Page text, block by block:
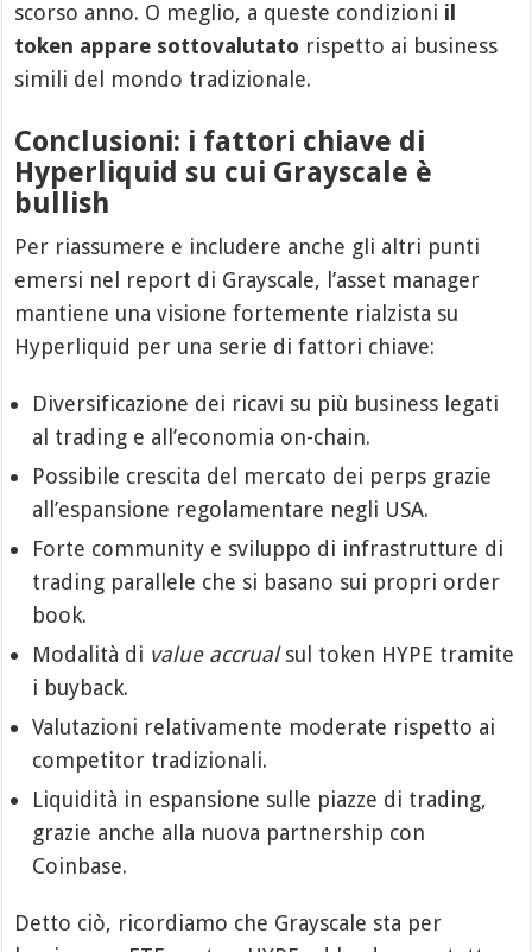
scorso anno. O meglio, a queste condizioni il
token appare sottovalutato rispetto ai business
simili del mondo tradizionale.
Conclusioni: i fattori chiave di
Hyperliquid su cui Grayscale è
bullish
Per riassumere e includere anche gli altri punti
emersi nel report di Grayscale, l’asset manager
mantiene una visione fortemente rialzista su
Hyperliquid per una serie di fattori chiave:
Diversificazione dei ricavi su più business legati
al trading e all’economia on-chain.
Possibile crescita del mercato dei perps grazie
all’espansione regolamentare negli USA.
Forte community e sviluppo di infrastrutture di
trading parallele che si basano sui propri order
book.
Modalità di value accrualsul token HYPE tramite
i buyback.
Valutazioni relativamente moderate rispetto ai
competitor tradizionali.
Liquidità in espansione sulle piazze di trading,
grazie anche alla nuova partnership con
Coinbase.
Detto ciò, ricordiamo che Grayscale sta per